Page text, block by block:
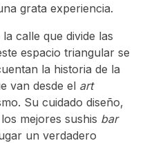
grata experiencia.
calle que divide las
espacio triangular se
la historia de la
van desde el art
Su cuidado diseño,
mejores sushis bar
un verdadero